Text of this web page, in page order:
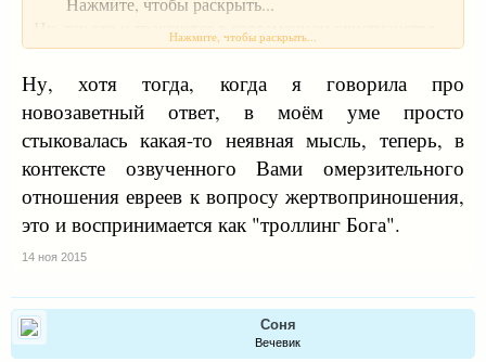
Ну, так это и трактуется в современном христианстве.
Однако человеческие жертвоприношения были в
еврейском сознании вершиной языческих мерзостей.
Одна из размерностей бесконечного ужаса, в который
Бог вверг Авраама своим требованием принести в
жертву единственного сына (и тем положить конец
всему завету с Авраамом и иудаизму) - это требование
к возврату к самому богомерзкому языческому обряду,
навеки ОТМЕНЕННОМУ все тем же Богом.
Нажмите, чтобы раскрыть...
Ну, хотя тогда, когда я говорила про
новозаветный ответ, в моём уме просто
стыковалась какая-то неявная мысль, теперь, в
контексте озвученного Вами омерзительного
отношения евреев к вопросу жертвоприношения,
это и воспринимается как "троллинг Бога".
14 ноя 2015
Соня
Вечевик